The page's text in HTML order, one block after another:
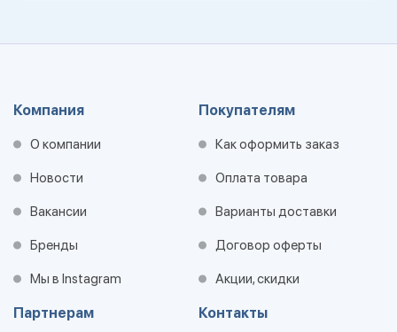
Компания
О компании
Новости
Вакансии
Бренды
Мы в Instagram
Покупателям
Как оформить заказ
Оплата товара
Варианты доставки
Договор оферты
Акции, скидки
Партнерам Контакты